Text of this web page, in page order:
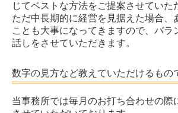
じてベストな方法をご提案させていた
ただ中長期的に経営を見据えた場合、
ことも大事になってきますので、バラ
話しをさせていただきます。
数字の見方など教えていただけるもの
当事務所では毎月のお打ち合わせの際